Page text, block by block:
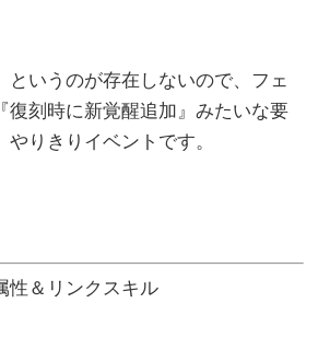
というのが存在しないので、フェ
復刻時に新覚醒追加』みたいな要
りきりイベントです。
＆リンクスキル